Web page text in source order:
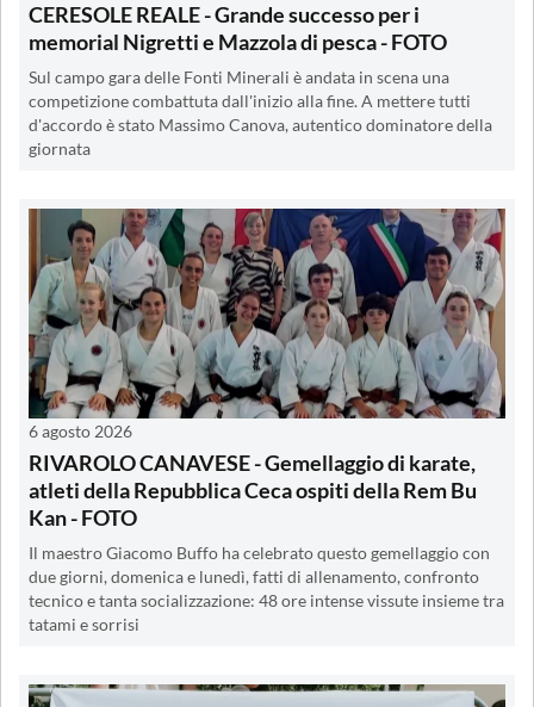
CERESOLE REALE - Grande successo per i
memorial Nigretti e Mazzola di pesca - FOTO
Sul campo gara delle Fonti Minerali è andata in scena una
competizione combattuta dall'inizio alla fine. A mettere tutti
d'accordo è stato Massimo Canova, autentico dominatore della
giornata
6 agosto 2026
RIVAROLO CANAVESE - Gemellaggio di karate,
atleti della Repubblica Ceca ospiti della Rem Bu
Kan - FOTO
Il maestro Giacomo Buffo ha celebrato questo gemellaggio con
due giorni, domenica e lunedì, fatti di allenamento, confronto
tecnico e tanta socializzazione: 48 ore intense vissute insieme tra
tatami e sorrisi